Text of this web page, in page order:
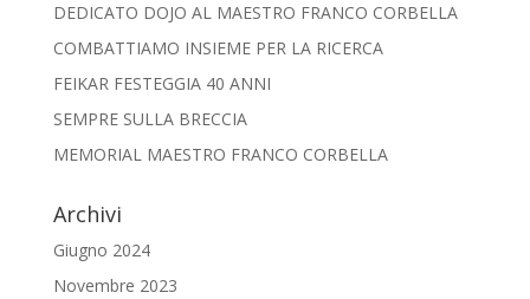
DEDICATO DOJO AL MAESTRO FRANCO CORBELLA
COMBATTIAMO INSIEME PER LA RICERCA
FEIKAR FESTEGGIA 40 ANNI
SEMPRE SULLA BRECCIA
MEMORIAL MAESTRO FRANCO CORBELLA
Archivi
Giugno 2024
Novembre 2023